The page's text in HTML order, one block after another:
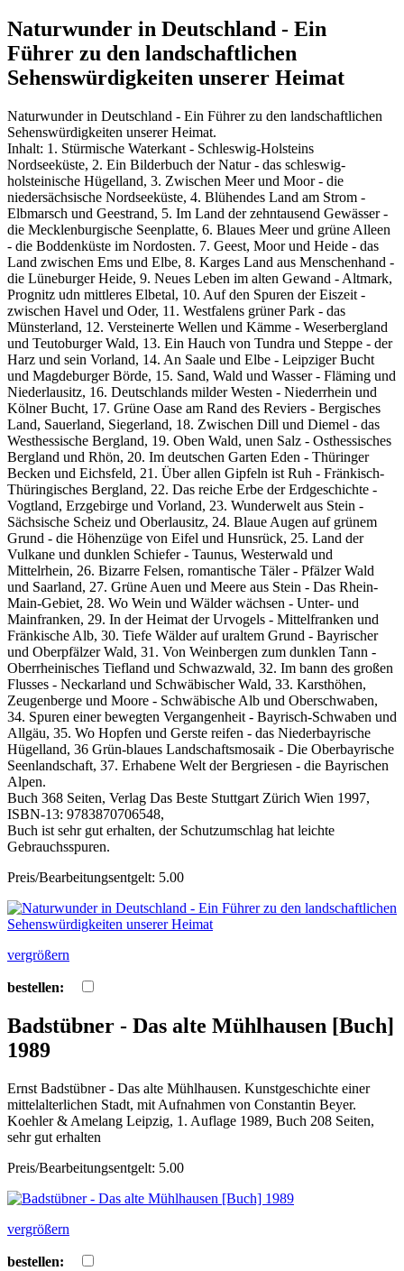
Naturwunder in Deutschland - Ein
Führer zu den landschaftlichen
Sehenswürdigkeiten unserer Heimat
Naturwunder in Deutschland - Ein Führer zu den landschaftlichen
Sehenswürdigkeiten unserer Heimat.
Inhalt: 1. Stürmische Waterkant - Schleswig-Holsteins
Nordseeküste, 2. Ein Bilderbuch der Natur - das schleswig-
holsteinische Hügelland, 3. Zwischen Meer und Moor - die
niedersächsische Nordseeküste, 4. Blühendes Land am Strom -
Elbmarsch und Geestrand, 5. Im Land der zehntausend Gewässer -
die Mecklenburgische Seenplatte, 6. Blaues Meer und grüne Alleen
- die Boddenküste im Nordosten. 7. Geest, Moor und Heide - das
Land zwischen Ems und Elbe, 8. Karges Land aus Menschenhand -
die Lüneburger Heide, 9. Neues Leben im alten Gewand - Altmark,
Prognitz udn mittleres Elbetal, 10. Auf den Spuren der Eiszeit -
zwischen Havel und Oder, 11. Westfalens grüner Park - das
Münsterland, 12. Versteinerte Wellen und Kämme - Weserbergland
und Teutoburger Wald, 13. Ein Hauch von Tundra und Steppe - der
Harz und sein Vorland, 14. An Saale und Elbe - Leipziger Bucht
und Magdeburger Börde, 15. Sand, Wald und Wasser - Fläming und
Niederlausitz, 16. Deutschlands milder Westen - Niederrhein und
Kölner Bucht, 17. Grüne Oase am Rand des Reviers - Bergisches
Land, Sauerland, Siegerland, 18. Zwischen Dill und Diemel - das
Westhessische Bergland, 19. Oben Wald, unen Salz - Osthessisches
Bergland und Rhön, 20. Im deutschen Garten Eden - Thüringer
Becken und Eichsfeld, 21. Über allen Gipfeln ist Ruh - Fränkisch-
Thüringisches Bergland, 22. Das reiche Erbe der Erdgeschichte -
Vogtland, Erzgebirge und Vorland, 23. Wunderwelt aus Stein -
Sächsische Scheiz und Oberlausitz, 24. Blaue Augen auf grünem
Grund - die Höhenzüge von Eifel und Hunsrück, 25. Land der
Vulkane und dunklen Schiefer - Taunus, Westerwald und
Mittelrhein, 26. Bizarre Felsen, romantische Täler - Pfälzer Wald
und Saarland, 27. Grüne Auen und Meere aus Stein - Das Rhein-
Main-Gebiet, 28. Wo Wein und Wälder wächsen - Unter- und
Mainfranken, 29. In der Heimat der Urvogels - Mittelfranken und
Fränkische Alb, 30. Tiefe Wälder auf uraltem Grund - Bayrischer
und Oberpfälzer Wald, 31. Von Weinbergen zum dunklen Tann -
Oberrheinisches Tiefland und Schwazwald, 32. Im bann des großen
Flusses - Neckarland und Schwäbischer Wald, 33. Karsthöhen,
Zeugenberge und Moore - Schwäbische Alb und Oberschwaben,
34. Spuren einer bewegten Vergangenheit - Bayrisch-Schwaben und
Allgäu, 35. Wo Hopfen und Gerste reifen - das Niederbayrische
Hügelland, 36 Grün-blaues Landschaftsmosaik - Die Oberbayrische
Seenlandschaft, 37. Erhabene Welt der Bergriesen - die Bayrischen
Alpen.
Buch 368 Seiten, Verlag Das Beste Stuttgart Zürich Wien 1997,
ISBN-13: 9783870706548,
Buch ist sehr gut erhalten, der Schutzumschlag hat leichte
Gebrauchsspuren.
Preis/Bearbeitungsentgelt: 5.00
vergrößern
bestellen:
Badstübner - Das alte Mühlhausen [Buch]
1989
Ernst Badstübner - Das alte Mühlhausen. Kunstgeschichte einer
mittelalterlichen Stadt, mit Aufnahmen von Constantin Beyer.
Koehler & Amelang Leipzig, 1. Auflage 1989, Buch 208 Seiten,
sehr gut erhalten
Preis/Bearbeitungsentgelt: 5.00
vergrößern
bestellen: